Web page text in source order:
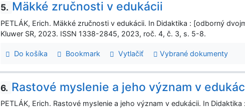
5. Mäkké zručnosti v edukácii
PETLÁK, Erich. Mäkké zručnosti v edukácii. In Didaktika : [odborný
Kluwer SR, 2023. ISSN 1338-2845, 2023, roč. 4, č. 3, s. 5-8.
Do košíka Bookmark Vytlačiť Vybrané dokumenty
6. Rastové myslenie a jeho význam v
PETLÁK, Erich. Rastové myslenie a jeho význam v edukácii. In